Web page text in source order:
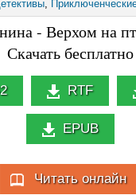
,
- Верхом на
Скачать бесплатно
RTF
EPUB
Читать онлайн